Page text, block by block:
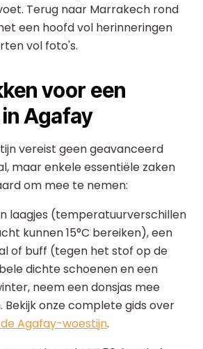
Terug naar Marrakech rond
een hoofd vol herinneringen
vol foto's.
voor een
Agafay
vereist geen geavanceerd
maar enkele essentiële zaken
om mee te nemen:
laagjes (temperatuurverschillen
kunnen 15°C bereiken), een
of buff (tegen het stof op de
dichte schoenen en een
neem een donsjas mee
Bekijk onze complete gids over
Agafay-woestijn.